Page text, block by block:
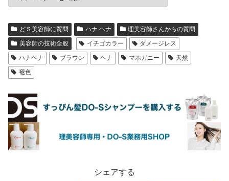
どＳ美容師に質問 ハナ ヘナ
理美容師さんからの質問
美容師の技術全般
イチゴカラー
ダメージレス
ハナヘナ
ブラウン ヘナ マホガニー
天然
褪色
シェアする